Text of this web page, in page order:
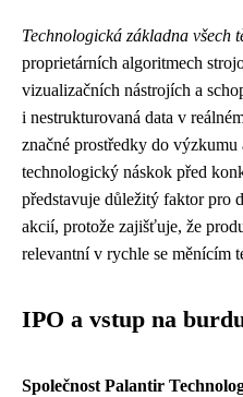
Technologická základna všech
proprietárních algoritmech
vizualizačních nástrojích a
i nestrukturovaná data v
značné prostředky do
technologický náskok před
představuje důležitý faktor pro
akcií, protože zajišťuje, že
relevantní v rychle se měnícím
IPO a vstup na
Společnost Palantir